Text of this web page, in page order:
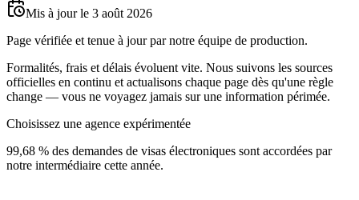
Mis à jour le 3 août 2026
Page vérifiée et tenue à jour par notre équipe de production.
Formalités, frais et délais évoluent vite. Nous suivons les sources
officielles en continu et actualisons chaque page dès qu'une règle
change — vous ne voyagez jamais sur une information périmée.
Choisissez une agence expérimentée
99,68 % des demandes de visas électroniques sont accordées par
notre intermédiaire cette année.